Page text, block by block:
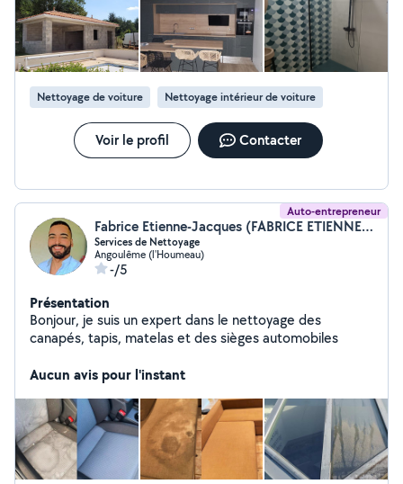
Nettoyage de voiture Nettoyage intérieur de voiture
Voir le profil Contacter
Auto-entrepreneur
Fabrice Etienne-Jacques (FABRICE ETIENNE-JACQUES)
Services de Nettoyage
Angoulême (l'Houmeau)
-/5
Présentation
Bonjour, je suis un expert dans le nettoyage des
canapés, tapis, matelas et des sièges automobiles
Aucun avis pour l'instant